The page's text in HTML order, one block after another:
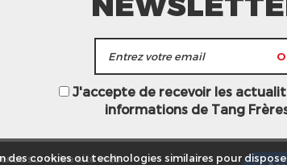
J'accepte de recevoir les
informations de Tang
cookies ou technologies similaires pour
sur notre site web.